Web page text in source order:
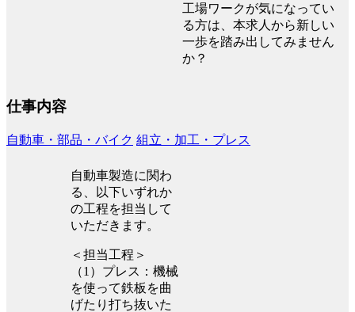
工場ワークが気になってい
る方は、本求人から新しい
一歩を踏み出してみません
か？
仕事内容
自動車・部品・バイク 組立・加工・プレス
自動車製造に関わ
る、以下いずれか
の工程を担当して
いただきます。
＜担当工程＞
（1）プレス：機械
を使って鉄板を曲
げたり打ち抜いた